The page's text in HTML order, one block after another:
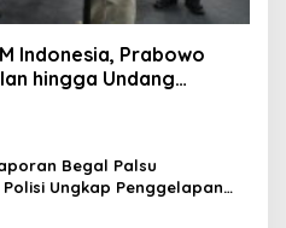
Indonesia, Prabowo
hingga Undang
Begal Palsu
Ungkap Penggelapan
untuk Crypto